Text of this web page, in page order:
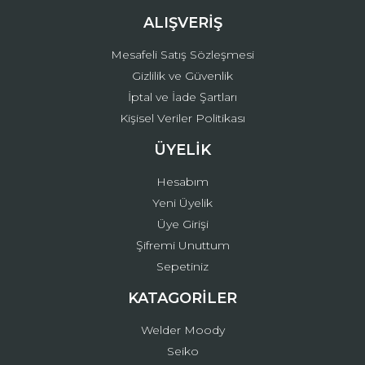
ALIŞVERİŞ
Mesafeli Satış Sözleşmesi
Gizlilik ve Güvenlik
İptal ve İade Şartları
Kişisel Veriler Politikası
ÜYELİK
Hesabım
Yeni Üyelik
Üye Girişi
Şifremi Unuttum
Sepetiniz
KATAGORİLER
Welder Moody
Seiko